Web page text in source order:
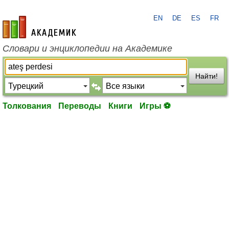
academic.ru
EN DE ES FR
Словари и энциклопедии на Академике
Найти!
Толкования Переводы Книги Игры ⚽